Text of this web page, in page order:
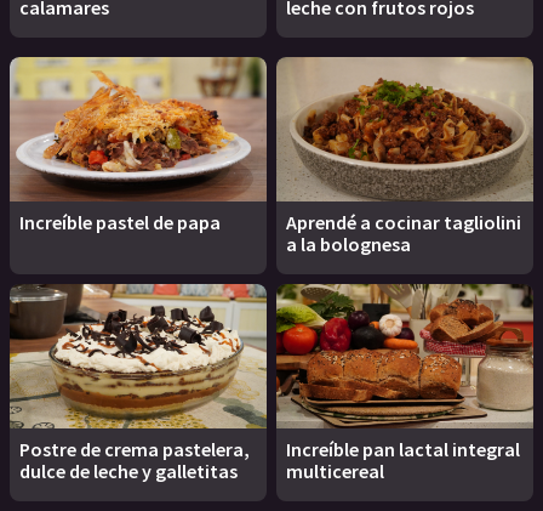
calamares leche con frutos rojos
Increíble pastel de papa
Aprendé a cocinar tagliolini
a la bolognesa
Postre de crema pastelera,
dulce de leche y galletitas
Increíble pan lactal integral
multicereal